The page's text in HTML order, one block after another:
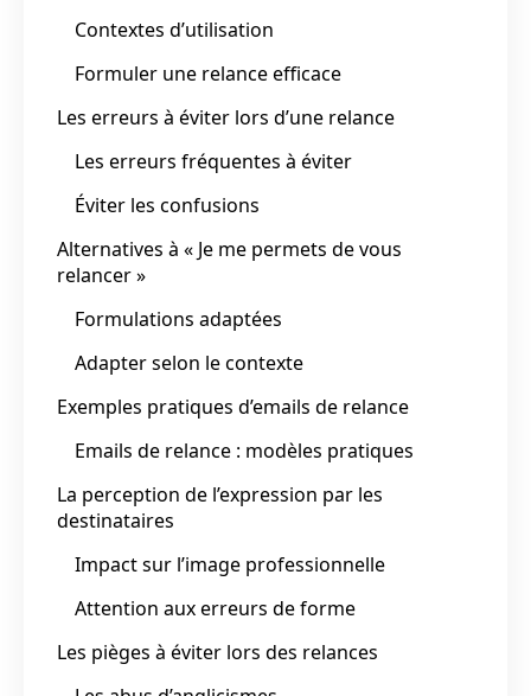
Contextes d’utilisation
Formuler une relance efficace
Les erreurs à éviter lors d’une relance
Les erreurs fréquentes à éviter
Éviter les confusions
Alternatives à « Je me permets de vous
relancer »
Formulations adaptées
Adapter selon le contexte
Exemples pratiques d’emails de relance
Emails de relance : modèles pratiques
La perception de l’expression par les
destinataires
Impact sur l’image professionnelle
Attention aux erreurs de forme
Les pièges à éviter lors des relances